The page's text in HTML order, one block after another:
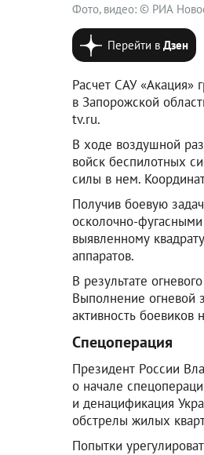
Фото, видео: © РИА
Перейти вДзен
Расчет САУ «Акация»
в Запорожской
tv.ru.
В ходе воздушной
войск беспилотных
силы в нем.
Получив боевую
осколочно-
выявленному
аппаратов.
В результате
Выполнение огневой
активность боевиков
Спецоперация
Президент России
о начале
и денацификация
обстрелы жилых
Попытки